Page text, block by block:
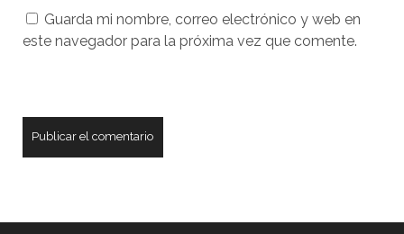
sitio
web
Guarda mi nombre, correo electrónico y web en
este navegador para la próxima vez que comente.